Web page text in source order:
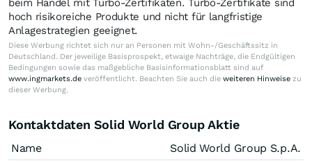
beim Handel mit Turbo-Zertifikaten. Turbo-Zertifikate sind
hoch risikoreiche Produkte und nicht für langfristige
Anlagestrategien geeignet.
Diese Werbung richtet sich nur an Personen mit Wohn-/Geschäftssitz in
Deutschland. Der jeweilige Basisprospekt, etwaige Nachträge, die Endgültigen
Bedingungen sowie das maßgebliche Basisinformationsblatt sind auf
www.ingmarkets.de veröffentlicht. Beachten Sie auch die weiteren Hinweise zu
dieser Werbung.
Kontaktdaten Solid World Group Aktie
Name
Solid World Group S.p.A.